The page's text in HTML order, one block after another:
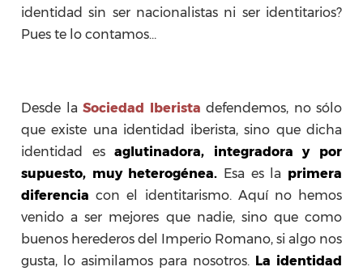
identidad sin ser nacionalistas ni ser identitarios?
Pues te lo contamos…
Desde la Sociedad Iberista defendemos, no sólo
que existe una identidad iberista, sino que dicha
identidad esaglutinadora, integradora y por
supuesto, muy heterogénea. Esa es la primera
diferencia con el identitarismo. Aquí no hemos
venido a ser mejores que nadie, sino que como
buenos herederos del Imperio Romano, si algo nos
gusta, lo asimilamos para nosotros. La identidad